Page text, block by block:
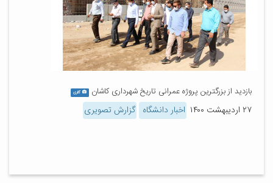
بازدید از بزرگترین پروژه عمرانی تاریخ شهرداری کاشان گالری
۲۷ اردیبهشت ۱۴۰۰ اخبار دانشگاه گزارش تصویری